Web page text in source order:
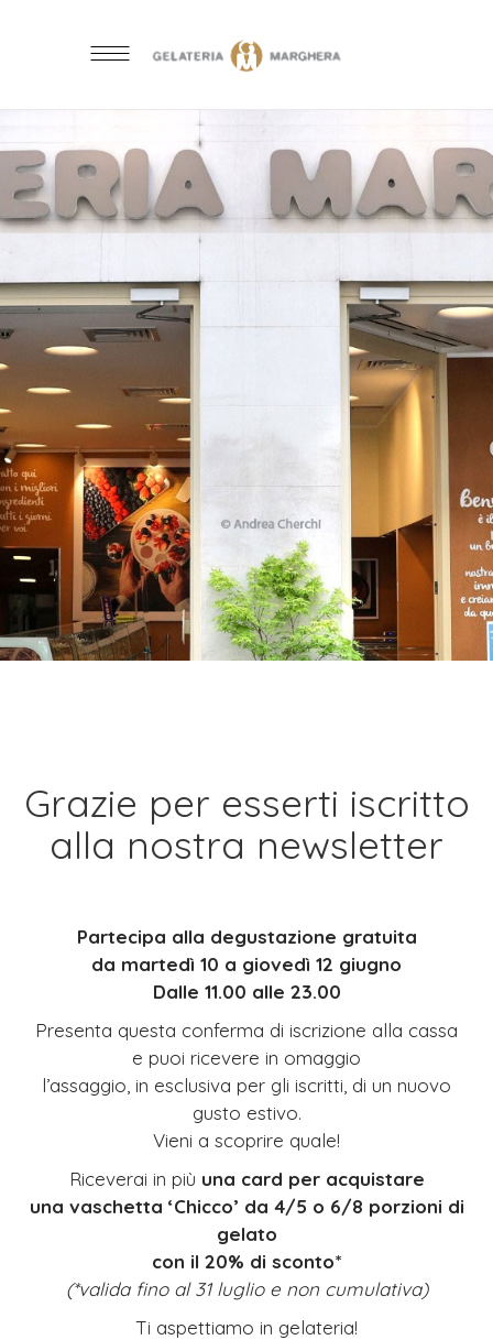
Grazie per esserti iscritto
alla nostra newsletter
Partecipa alla degustazione gratuita
da martedì 10 a giovedì 12 giugno
Dalle 11.00 alle 23.00
Presenta questa conferma di iscrizione alla cassa
e puoi ricevere in omaggio
l’assaggio, in esclusiva per gli iscritti, di un nuovo
gusto estivo.
Vieni a scoprire quale!
Riceverai in più una card per acquistare
una vaschetta ‘Chicco’ da 4/5 o 6/8 porzioni di
gelato
con il 20% di sconto*
(*valida fino al 31 luglio e non cumulativa)
Ti aspettiamo in gelateria!